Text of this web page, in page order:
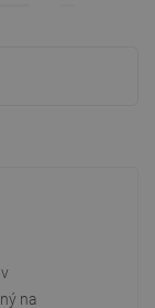
na